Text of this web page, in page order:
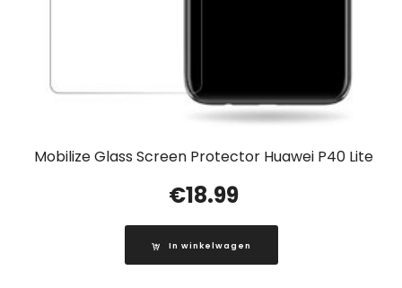
Mobilize Glass Screen Protector Huawei P40 Lite
€18.99
In winkelwagen